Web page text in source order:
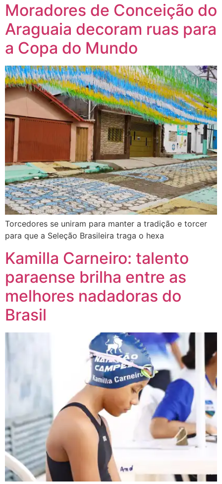
Moradores de Conceição do
Araguaia decoram ruas para
a Copa do Mundo
Torcedores se uniram para manter a tradição e torcer
para que a Seleção Brasileira traga o hexa
Kamilla Carneiro: talento
paraense brilha entre as
melhores nadadoras do
Brasil